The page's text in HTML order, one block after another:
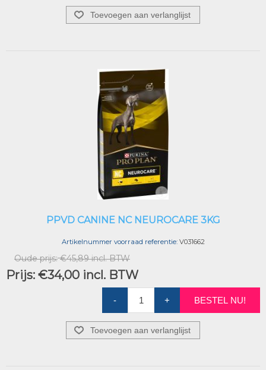
Toevoegen aan verlanglijst
PPVD CANINE NC NEUROCARE 3KG
Artikelnummer voorraad referentie: V031662
Oude prijs: €45,89 incl. BTW
Prijs: €34,00 incl. BTW
- + BESTEL NU!
Toevoegen aan verlanglijst